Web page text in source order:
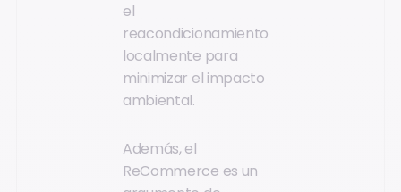
el
reacondicionamiento
localmente para
minimizar el impacto
ambiental.
Además, el
ReCommerce es un